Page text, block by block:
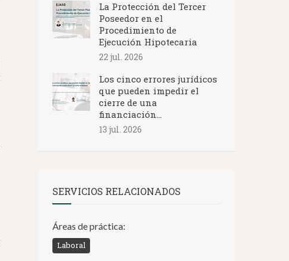
La Protección del Tercer
Poseedor en el
Procedimiento de
Ejecución Hipotecaria
22 jul. 2026
Los cinco errores jurídicos
que pueden impedir el
cierre de una
financiación...
13 jul. 2026
SERVICIOS RELACIONADOS
Áreas de práctica:
Laboral